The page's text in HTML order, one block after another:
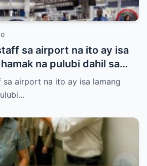
at kahihiyan.
sa airport na ito ay isa
na pulubi dahil sa
short, at tsinelas.
makasakay sa eroplano at
siya. Ang hindi nila alam,
nila nang mababa
investor ng
na iyon! Panoorin ang
sa airport na ito ay isa lamang